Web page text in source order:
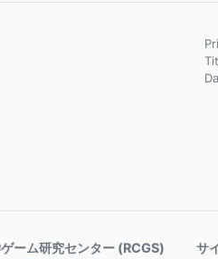
ーム研究センター (RCGS) サ